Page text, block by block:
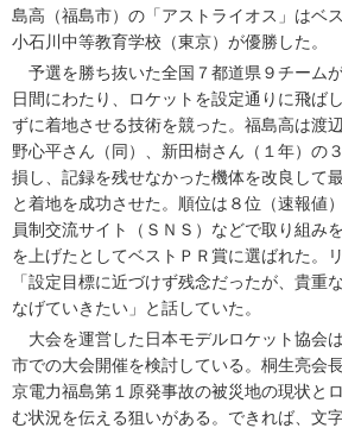
島高（福島市）の「アストライオス」はベ
小石川中等教育学校（東京）が優勝した。
予選を勝ち抜いた全国７都道県９チーム
日間にわたり、ロケットを設定通りに飛ば
ずに着地させる技術を競った。福島高は渡
野心平さん（同）、新田樹さん（１年）の
損し、記録を残せなかった機体を改良して
と着地を成功させた。順位は８位（速報値
員制交流サイト（ＳＮＳ）などで取り組み
を上げたとしてベストＰＲ賞に選ばれた。
「設定目標に近づけず残念だったが、貴重
なげていきたい」と話していた。
大会を運営した日本モデルロケット協会
市での大会開催を検討している。桐生亮会
京電力福島第１原発事故の被災地の現状と
む状況を伝える狙いがある。できれば、文